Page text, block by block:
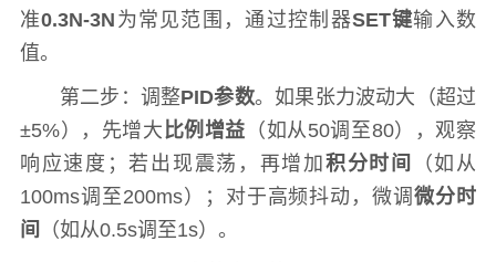
准0.3N-3N 为常见范围，通过控制器SET键输入数
值。
第二步：调整PID参数。如果张力波动大（超过
±5%），先增大比例增益 （如从50调至80），观察
响应速度；若出现震荡，再增加 积分时间
（如从
100ms调至200ms）；对于高频抖动，微调微分时
间
（如从0.5s调至1s）。